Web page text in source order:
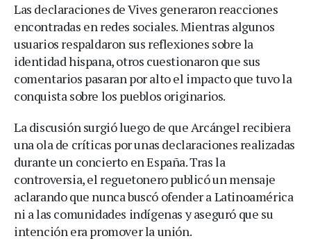
Las declaraciones de Vives generaron reacciones
encontradas en redes sociales. Mientras algunos
usuarios respaldaron sus reflexiones sobre la
identidad hispana, otros cuestionaron que sus
comentarios pasaran por alto el impacto que tuvo la
conquista sobre los pueblos originarios.
La discusión surgió luego de que Arcángel recibiera
una ola de críticas por unas declaraciones realizadas
durante un concierto en España. Tras la
controversia, el reguetonero publicó un mensaje
aclarando que nunca buscó ofender a Latinoamérica
ni a las comunidades indígenas y aseguró que su
intención era promover la unión.